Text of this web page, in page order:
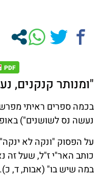
"ומנותר קנקנים,
בכמה ספרים ראיתי
נעשה נס לשושנים")
על הפסוק "ונקה לא
כותב האר"י ז"ל, שעל
במה שיש בו" (אבות, ד,